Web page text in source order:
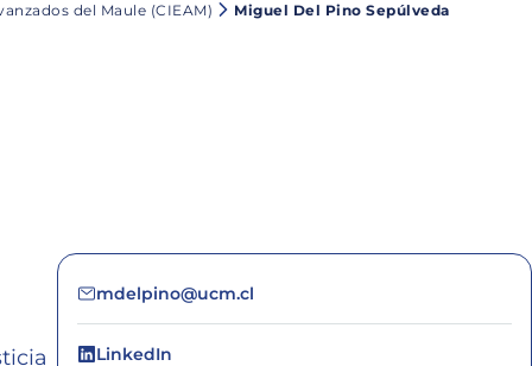
del Maule (CIEAM) Miguel Del Pino Sepúlveda
mdelpino@ucm.cl
LinkedIn